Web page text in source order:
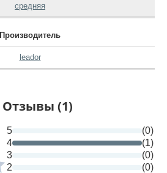
средняя
Производитель
leador
Отзывы (1)
5
(0)
4
(1)
3
(0)
2
(0)